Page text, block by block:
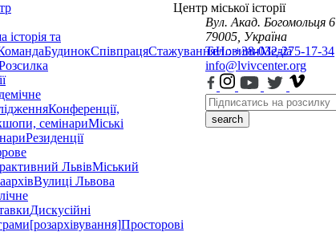
історія та
БудинокСпівпрацяСтажуванняНовиниМедіа
Конференції,
семінариМіські
Резиденції
ЛьвівМіський
Вулиці Львова
Дискусійні
[розархівування]Просторові
Центр міської історії
Вул. Акад. Богомольця 6
79005, Україна
Тел.: +38-032-275-17-34
info@lvivcenter.org
search